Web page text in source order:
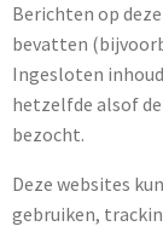
Berichten op
bevatten
Ingesloten
hetzelfde alsof
bezocht.
Deze websites
gebruiken,